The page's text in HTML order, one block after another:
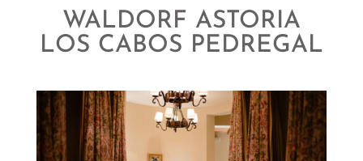
WALDORF ASTORIA
LOS CABOS PEDREGAL